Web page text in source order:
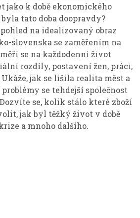
k době ekonomického
tato doba doopravdy?
na idealizovaný obraz
slovenska se zaměřením na
se na každodenní život
rozdíly, postavení žen, práci,
jak se lišila realita měst a
se tehdejší společnost
se, kolik stálo které zboží
jak byl těžký život v době
a mnoho dalšího.